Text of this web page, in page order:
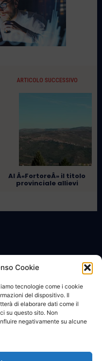
Cookie
tecnologie come i cookie
del dispositivo. Il
di elaborare dati come il
su questo sito. Non
negativamente su alcune
ARTICOLO SUCCESSIVO
Al Â«FortoreÂ» il titolo
provinciale allievi
POLICY PRIVACY